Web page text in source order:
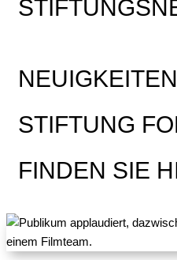
STIFTUNG
FINDEN SIE